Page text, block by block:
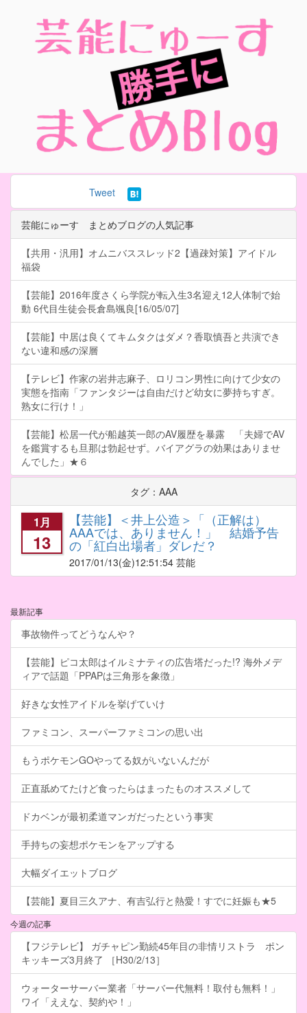
Tweet
芸能にゅーす まとめブログの人気記事
【共用・汎用】オムニバススレッド2【過疎対策】アイドル
福袋
【芸能】2016年度さくら学院が転入生3名迎え12人体制で始
動 6代目生徒会長倉島颯良[16/05/07]
【芸能】中居は良くてキムタクはダメ？香取慎吾と共演でき
ない違和感の深層
【テレビ】作家の岩井志麻子、ロリコン男性に向けて少女の
実態を指南「ファンタジーは自由だけど幼女に夢持ちすぎ。
熟女に行け！」
【芸能】松居一代が船越英一郎のAV履歴を暴露 「夫婦でAV
を鑑賞するも旦那は勃起せず。バイアグラの効果はありませ
んでした」★６
タグ：AAA
1月
13
【芸能】＜井上公造＞「（正解は）
AAAでは、ありません！」 結婚予告
の「紅白出場者」ダレだ？
2017/01/13(金)12:51:54 芸能
最新記事
事故物件ってどうなんや？
【芸能】ピコ太郎はイルミナティの広告塔だった!? 海外メデ
ィアで話題「PPAPは三角形を象徴」
好きな女性アイドルを挙げていけ
ファミコン、スーパーファミコンの思い出
もうポケモンGOやってる奴がいないんだが
正直舐めてたけど食ったらはまったものオススメして
ドカベンが最初柔道マンガだったという事実
手持ちの妄想ポケモンをアップする
大幅ダイエットブログ
【芸能】夏目三久アナ、有吉弘行と熱愛！すでに妊娠も★5
今週の記事
【フジテレビ】 ガチャピン勤続45年目の非情リストラ ポン
キッキーズ3月終了 ［H30/2/13］
ウォーターサーバー業者「サーバー代無料！取付も無料！」
ワイ「ええな、契約や！」